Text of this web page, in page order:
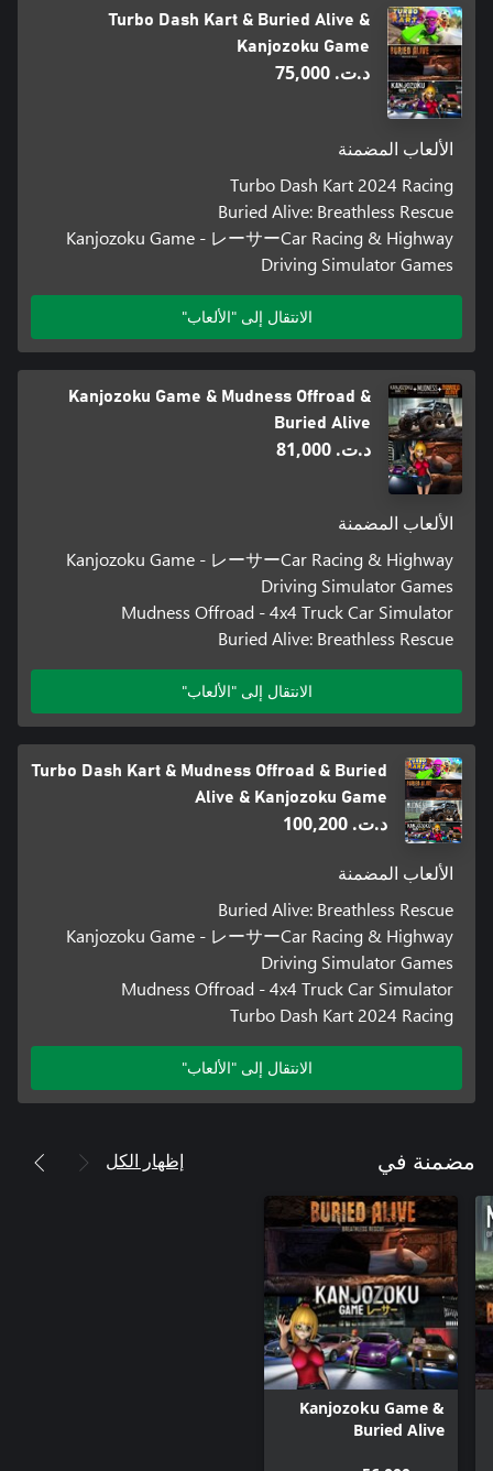
Turbo Dash Kart & Buried Alive &
Kanjozoku Game
د.ت.‏ 75,000
الألعاب المضمنة
Turbo Dash Kart 2024 Racing
Buried Alive: Breathless Rescue
Kanjozoku Game - レーサーCar Racing & Highway
Driving Simulator Games
الانتقال إلى "الألعاب"
Kanjozoku Game & Mudness Offroad &
Buried Alive
د.ت.‏ 81,000
الألعاب المضمنة
Kanjozoku Game - レーサーCar Racing & Highway
Driving Simulator Games
Mudness Offroad - 4x4 Truck Car Simulator
Buried Alive: Breathless Rescue
الانتقال إلى "الألعاب"
Turbo Dash Kart & Mudness Offroad & Buried
Alive & Kanjozoku Game
د.ت.‏ 100,200
الألعاب المضمنة
Buried Alive: Breathless Rescue
Kanjozoku Game - レーサーCar Racing & Highway
Driving Simulator Games
Mudness Offroad - 4x4 Truck Car Simulator
Turbo Dash Kart 2024 Racing
الانتقال إلى "الألعاب"
مضمنة في إظهار الكل
Kanjozoku Game &
Buried Alive